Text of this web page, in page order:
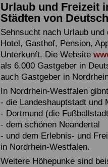
Urlaub und Freizeit
Städten von
Sehnsucht nach Urlaub
Hotel, Gasthof, Pension,
Unterkunft. Die Website
als 6.000 Gastgeber in
auch Gastgeber in
In Nordrhein-Westfalen
- die Landeshauptstadt und
- Dortmund (die
- dem schönen Neandertal
- und dem Erlebnis- und
in Nordrhein-Westfalen.
Weitere Höhepunke sind